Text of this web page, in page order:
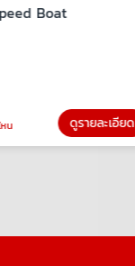
Boat
ดูรายละเอียด